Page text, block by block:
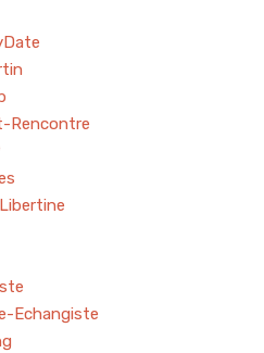
Rencontre
Echangiste